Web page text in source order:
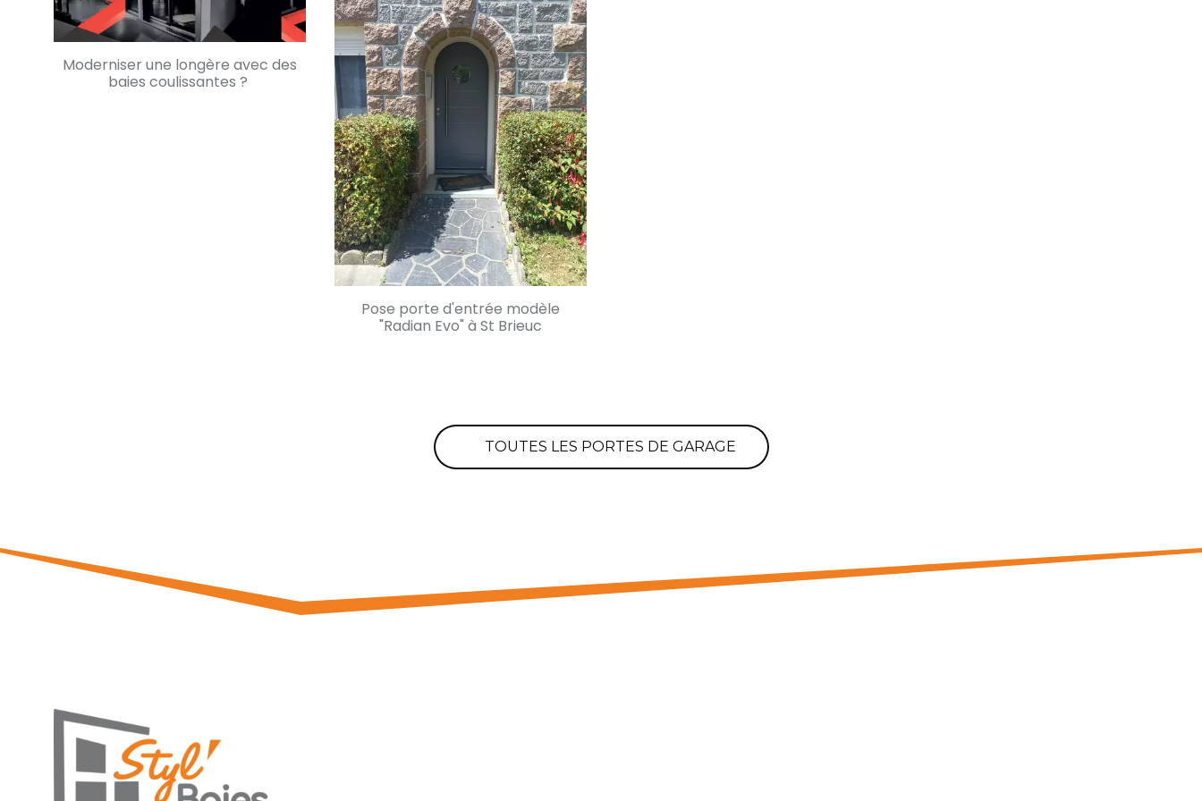
Moderniser une longère avec des
baies coulissantes ?
Pose porte d'entrée modèle
"Radian Evo" à St Brieuc
TOUTES LES PORTES DE GARAGE